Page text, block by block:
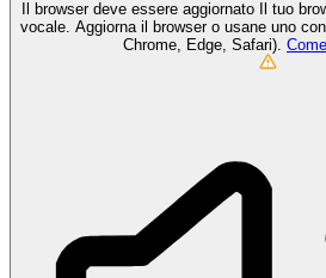
Il browser deve essere aggiornato
Il tuo
vocale. Aggiorna il browser o usane uno
Chrome, Edge, Safari).